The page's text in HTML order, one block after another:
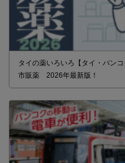
タイの薬いろいろ【タイ・バン
市販薬 2026年最新版！